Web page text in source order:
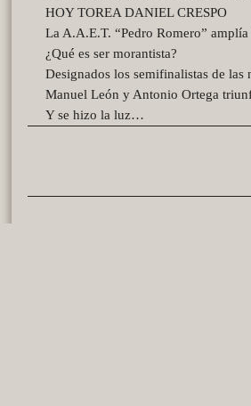
HOY TOREA DANIEL CRESPO
La A.A.E.T. “Pedro Romero”
¿Qué es ser morantista?
Designados los semifinalistas de
Manuel León y Antonio Ortega
Y se hizo la luz…